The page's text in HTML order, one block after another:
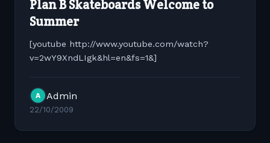
Plan B Skateboards Welcome to
Summer
[youtube http://www.youtube.com/watch?
v=2wY9XndLIgk&hl=en&fs=1&]
A Admin
22/10/2009